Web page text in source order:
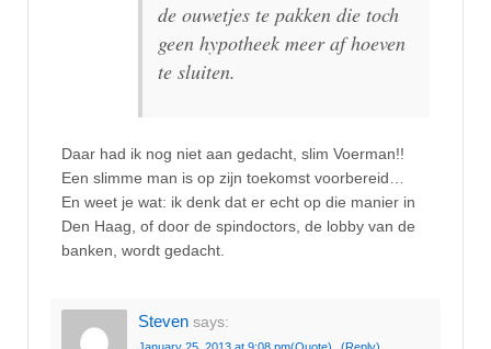
de ouwetjes te pakken die toch
geen hypotheek meer af hoeven
te sluiten.
Daar had ik nog niet aan gedacht, slim Voerman!!
Een slimme man is op zijn toekomst voorbereid…
En weet je wat: ik denk dat er echt op die manier in
Den Haag, of door de spindoctors, de lobby van de
banken, wordt gedacht.
Steven says: